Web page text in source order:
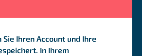
Ihren Account und Ihre
In Ihrem